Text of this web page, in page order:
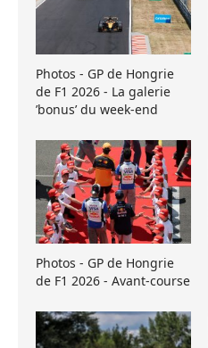
Photos - GP de Hongrie
de F1 2026 - La galerie
’bonus’ du week-end
Photos - GP de Hongrie
de F1 2026 - Avant-course